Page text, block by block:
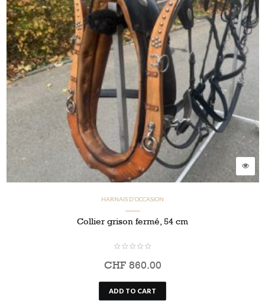
HARNAIS D'OCCASION
Collier grison fermé, 54 cm
CHF860.00
ADD TO CART